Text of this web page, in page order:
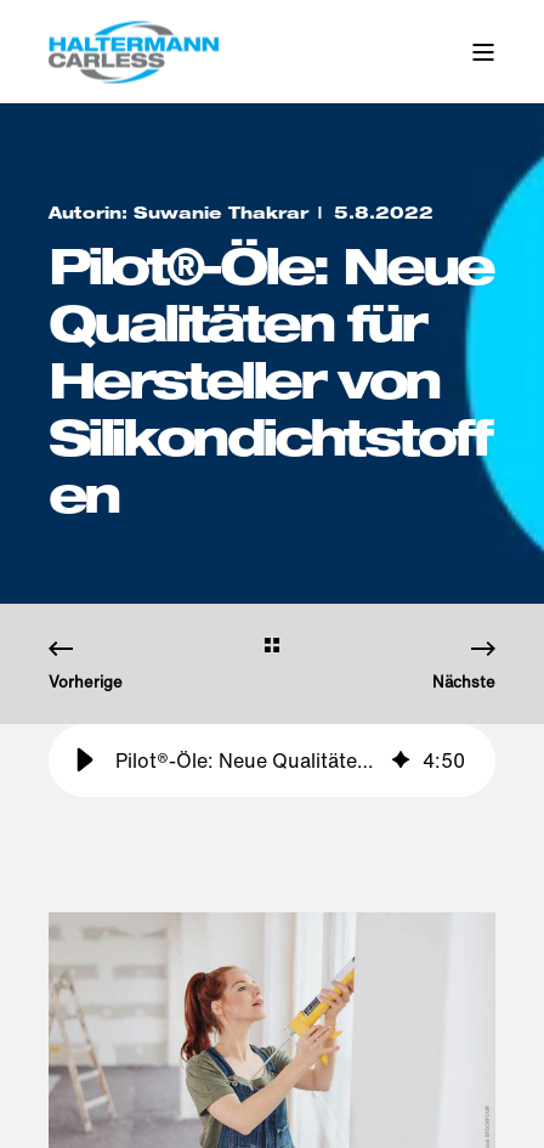
Autorin: Suwanie Thakrar 5.8.2022
Pilot®-Öle: Neue
Qualitäten für
Hersteller von
Silikondichtstoff
en
Vorherige Nächste
Pilot®-Öle: Neue Qualitäten für Hersteller von Silikondichtstoffen 4:50